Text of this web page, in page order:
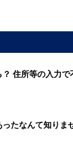
住所等の入力で
ったなんて知り